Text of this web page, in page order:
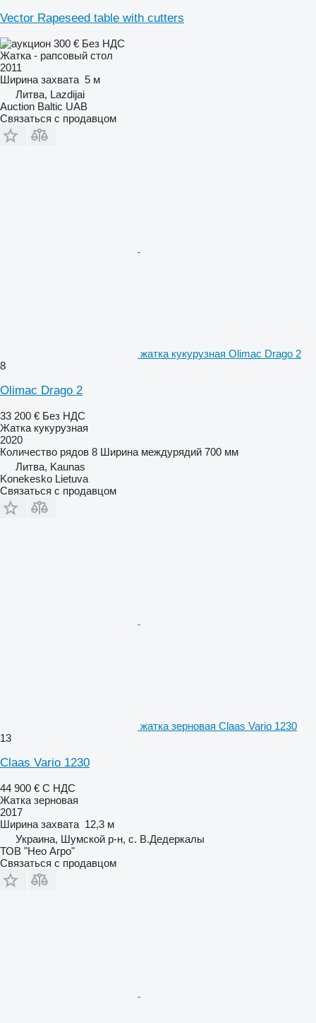
Vector Rapeseed table with cutters
300 € Без НДС
Жатка - рапсовый стол
2011
Ширина захвата 5 м
Литва, Lazdijai
Auction Baltic UAB
Связаться с продавцом
жатка кукурузная Olimac Drago 2
8
Olimac Drago 2
33 200 € Без НДС
Жатка кукурузная
2020
Количество рядов 8 Ширина междурядий 700 мм
Литва, Kaunas
Konekesko Lietuva
Связаться с продавцом
жатка зерновая Claas Vario 1230
13
Claas Vario 1230
44 900 € С НДС
Жатка зерновая
2017
Ширина захвата 12,3 м
Украина, Шумской р-н, с. В.Дедеркалы
ТОВ "Нео Агро"
Связаться с продавцом